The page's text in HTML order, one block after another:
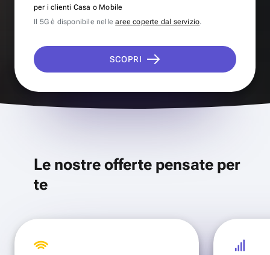
per i clienti Casa o Mobile
Il 5G è disponibile nellearee coperte dal servizio.
SCOPRI
Le nostre offerte pensate per
te